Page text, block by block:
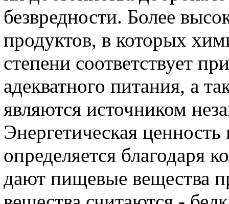
безвредности. Более
продуктов, в которых
степени соответствует
адекватного питания, а
являются источником
Энергетическая
определяется благодаря
дают пищевые вещества